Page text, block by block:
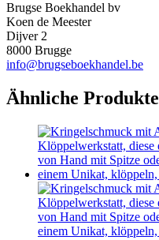
Brugse Boekhandel bv
Koen de Meester
Dijver 2
8000 Brugge
info@brugseboekhandel.be
Ähnliche Produkte